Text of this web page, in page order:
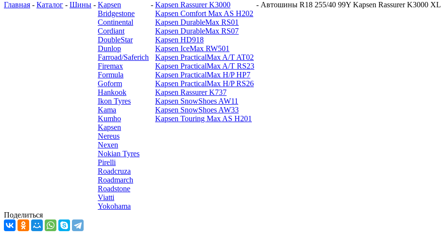
Главная - Каталог - Шины - Kapsen
Bridgestone
Continental
Cordiant
DoubleStar
Dunlop
Farroad/Saferich
Firemax
Formula
Goform
Hankook
Ikon Tyres
Kama
Kumho
Kapsen
Nereus
Nexen
Nokian Tyres
Pirelli
Roadcruza
Roadmarch
Roadstone
Viatti
Yokohama
- Kapsen Rassurer K3000
Kapsen Comfort Max AS H202
Kapsen DurableMax RS01
Kapsen DurableMax RS07
Kapsen HD918
Kapsen IceMax RW501
Kapsen PracticalMax A/T AT02
Kapsen PracticalMax A/T RS23
Kapsen PracticalMax H/P HP7
Kapsen PracticalMax H/P RS26
Kapsen Rassurer K737
Kapsen SnowShoes AW11
Kapsen SnowShoes AW33
Kapsen Touring Max AS H201
- Автошины R18 255/40 99Y Kapsen Rassurer K3000 XL
Поделиться